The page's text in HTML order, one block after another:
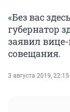
«Без вас
губернатор
заявил
совещания.
3 августа 2019, 22:15